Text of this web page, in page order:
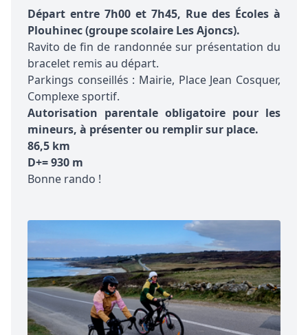
Départ entre 7h00 et 7h45, Rue des Écoles à
Plouhinec (groupe scolaire Les Ajoncs).
Ravito de fin de randonnée sur présentation du
bracelet remis au départ.
Parkings conseillés : Mairie, Place Jean Cosquer,
Complexe sportif.
Autorisation parentale obligatoire pour les
mineurs, à présenter ou remplir sur place.
86,5 km
D+= 930 m
Bonne rando !